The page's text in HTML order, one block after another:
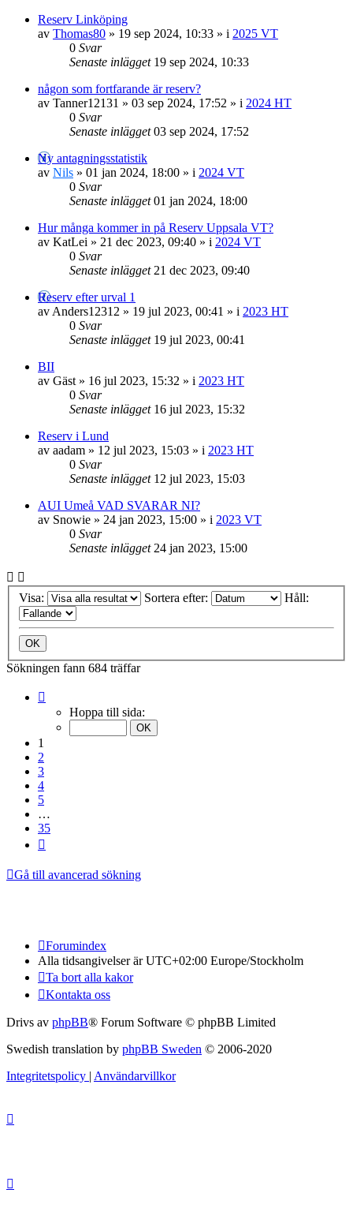
Reserv Linköping
av Thomas80 » 19 sep 2024, 10:33 » i 2025 VT
0 Svar
Senaste inlägget 19 sep 2024, 10:33
någon som fortfarande är reserv?
av Tanner12131 » 03 sep 2024, 17:52 » i 2024 HT
0 Svar
Senaste inlägget03 sep 2024, 17:52
Ny antagningsstatistik
av Nils » 01 jan 2024, 18:00 » i 2024 VT
0 Svar
Senaste inlägget01 jan 2024, 18:00
Hur många kommer in på Reserv Uppsala VT?
av KatLei » 21 dec 2023, 09:40 » i 2024 VT
0 Svar
Senaste inlägget 21 dec 2023, 09:40
Reserv efter urval 1
av Anders12312 » 19 jul 2023, 00:41 » i 2023 HT
0 Svar
Senaste inlägget 19 jul 2023, 00:41
BII
av Gäst » 16 jul 2023, 15:32 » i 2023 HT
0 Svar
Senaste inlägget 16 jul 2023, 15:32
Reserv i Lund
av aadam » 12 jul 2023, 15:03 » i 2023 HT
0 Svar
Senaste inlägget 12 jul 2023, 15:03
AUI Umeå VAD SVARAR NI?
av Snowie » 24 jan 2023, 15:00 » i 2023 VT
0 Svar
Senaste inlägget 24 jan 2023, 15:00
Visa: Sortera efter: Håll:
Sökningen fann 684 träffar
Hoppa till sida:
1
2
3
4
5
…
35
Gå till avancerad sökning
Forumindex
Alla tidsangivelser är UTC+02:00 Europe/Stockholm
Ta bort alla kakor
Kontakta oss
Drivs av phpBB® Forum Software © phpBB Limited
Swedish translation by phpBB Sweden © 2006-2020
Integritetspolicy | Användarvillkor